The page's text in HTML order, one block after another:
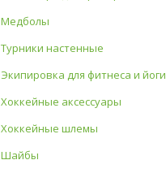
Медболы
Турники настенные
Экипировка для фитнеса и йоги
Хоккейные аксессуары
Хоккейные шлемы
Шайбы